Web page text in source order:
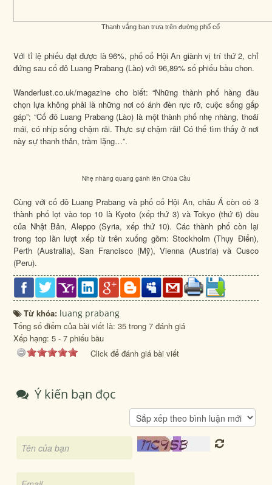
Thanh vắng ban trưa trên đường phố cổ
Với tỉ lệ phiếu đạt được là 96%, phố cổ Hội An giành vị trí thứ 2, chỉ
đứng sau cố đô Luang Prabang (Lào) với 96,89% số phiếu bầu chon.
Wanderlust.co.uk/magazine cho biết: “Những thành phố hàng đầu
chọn lựa không phải là những nơi có ánh đèn rực rỡ, cuộc sống gấp
gáp”; “Cố đô Luang Prabang (Lào) là một thành phố nhẹ nhàng, thoải
mái, có nhịp sống chậm rãi. Thực sự chậm rãi! Có thể tìm thấy ở nơi
này sự thanh thản, trầm lặng…”.
Nhẹ nhàng quang gánh lên Chùa Cầu
Cùng với cố đô Luang Prabang và phố cổ Hội An, châu Á còn có 3
thành phố lọt vào top 10 là Kyoto (xếp thứ 3) và Tokyo (thứ 6) đều
của Nhật Bản, Aleppo (Syria, xếp thứ 10). Các thành phố còn lại
trong top lần lượt xếp từ trên xuống gồm: Stockholm (Thụy Điển),
Perth (Australia), San Francisco (Mỹ), Vienna (Austria) và Cusco
(Peru).
Từ khóa: luang prabang
Tổng số điểm của bài viết là: 35 trong 7 đánh giá
Xếp hạng:5 -7 phiếu bầu
Click để đánh giá bài viết
Ý kiến bạn đọc